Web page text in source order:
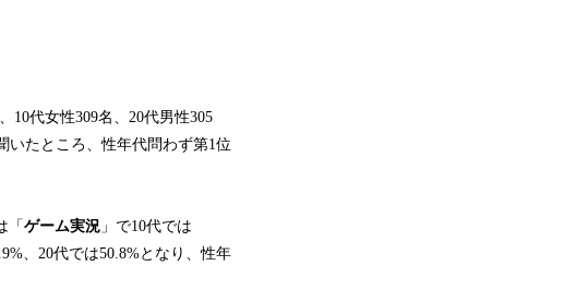
10代女性309名、20代男性305
いたところ、性年代問わず第1位
「 ゲーム実況 」で10代では
、20代では50.8%となり、性年